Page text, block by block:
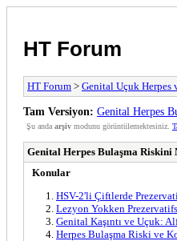
HT Forum
HT Forum > Genital Uçuk
Tam Versiyon: Genital Herpes
Şu anda arşiv modunu görüntülemektesiniz.
Genital Herpes Bulaşma
Konular
HSV-2'li Çiftlerde
Lezyon Yokken
Genital Kaşıntı ve Uçuk:
Herpes Bulaşma Riski ve